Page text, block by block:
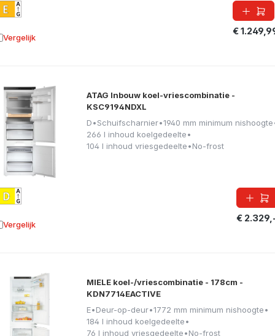
€
Vergelijk aan vergelijking
ATAG Inbouw koel-vriescombinatie -
KSC9194NDXL
D•Schuifscharnier•1940 mm minimum nishoogte
266 l inhoud koelgedeelte•
104 l inhoud vriesgedeelte•No-frost
€
Vergelijk aan vergelijking
MIELE koel-/vriescombinatie - 178cm -
KDN7714EACTIVE
E•Deur-op-deur•1772 mm minimum nishoogte•
184 l inhoud koelgedeelte•
76 l inhoud vriesgedeelte•No-frost